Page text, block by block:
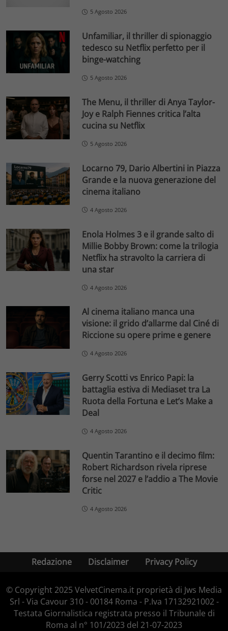
5 Agosto 2026
Unfamiliar, il thriller di spionaggio
tedesco su Netflix perfetto per il
binge-watching
5 Agosto 2026
The Menu, il thriller di Anya Taylor-
Joy e Ralph Fiennes critica l’alta
cucina su Netflix
5 Agosto 2026
Locarno 79, Dario Albertini in Piazza
Grande e la nuova generazione del
cinema italiano
4 Agosto 2026
Enola Holmes 3 e il grande salto di
Millie Bobby Brown: come la trilogia
Netflix ha stravolto la carriera di
una star
4 Agosto 2026
Al cinema italiano manca una
visione: il grido d’allarme dal Ciné di
Riccione su opere prime e genere
4 Agosto 2026
Gerry Scotti vs Enrico Papi: la
battaglia estiva di Mediaset tra La
Ruota della Fortuna e Let’s Make a
Deal
4 Agosto 2026
Quentin Tarantino e il decimo film:
Robert Richardson rivela riprese
forse nel 2027 e l’addio a The Movie
Critic
4 Agosto 2026
Redazione Disclaimer Privacy Policy
© Copyright 2025 VelvetCinema.it proprietà di Jws Media
Srl - Via Cavour 310 - 00184 Roma - P.Iva 17132921002 -
Testata Giornalistica registrata presso il Tribunale di
Roma al n° 101/2023 del 21-07-2023